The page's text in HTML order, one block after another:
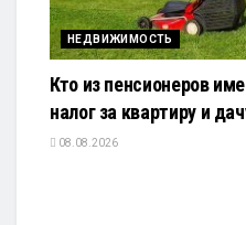
НЕДВИЖИМОСТЬ
Кто из пенсионеров
налог за квартиру и
08.08.2026